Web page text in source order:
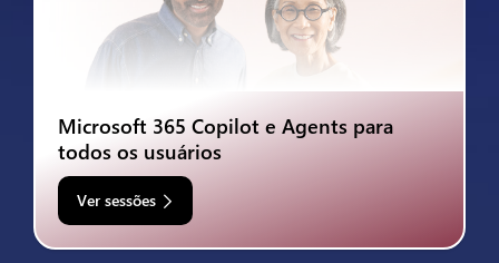
Microsoft 365 Copilot e Agents para
todos os usuários
Ver sessões